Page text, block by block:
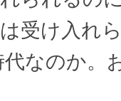
受け入れ
なのか。